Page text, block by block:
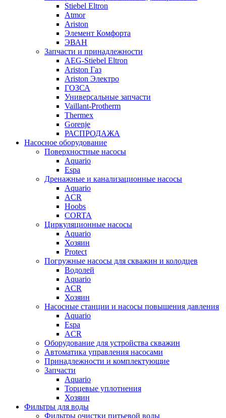
Stiebel Eltron
Atmor
Ariston
Элемент Комфорта
ЭВАН
Запчасти и принадлежности
AEG-Stiebel Eltron
Ariston Газ
Ariston Электро
ГОЗСА
Универсальные запчасти
Vaillant-Protherm
Thermex
Gorenje
РАСПРОДАЖА
Насосное оборудование
Поверхностные насосы
Aquario
Espa
Дренажные и канализационные насосы
Aquario
ACR
Hoobs
CORTA
Циркуляционные насосы
Aquario
Хозяин
Protect
Погружные насосы для скважин и колодцев
Водолей
Aquario
ACR
Хозяин
Насосные станции и насосы повышения давления
Aquario
Espa
ACR
Оборудование для устройства скважин
Автоматика управления насосами
Принадлежности и комплектующие
Запчасти
Aquario
Торцевые уплотнения
Хозяин
Фильтры для воды
Фильтры очистки питьевой воды